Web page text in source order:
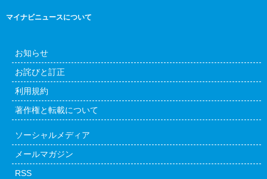
マイナビニュースについて
お知らせ
お詫びと訂正
利用規約
著作権と転載について
ソーシャルメディア
メールマガジン
RSS